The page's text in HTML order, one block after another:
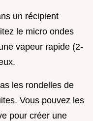
un récipient
le micro ondes
vapeur rapide (2-
les rondelles de
Vous pouvez les
pour créer une